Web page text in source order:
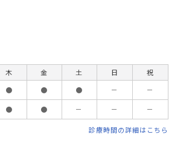
木 金 土 日
祝
● ● ● －
－
● ● － － －
診療時間の詳細はこちら